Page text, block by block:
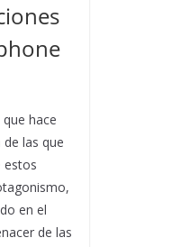
hace
las que
estos
en el
de las